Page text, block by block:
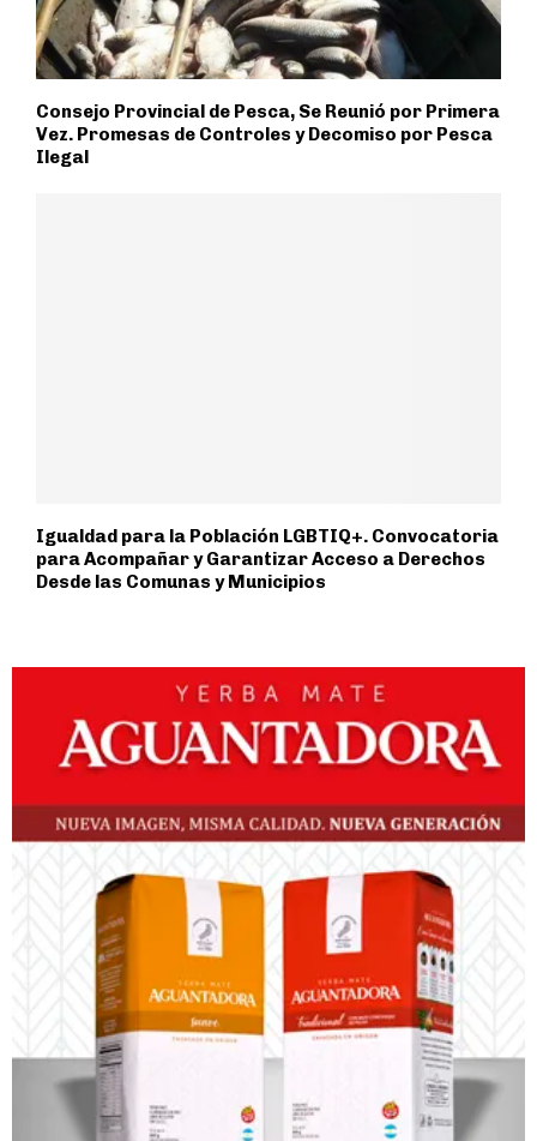
Consejo Provincial de Pesca, Se Reunió por Primera
Vez. Promesas de Controles y Decomiso por Pesca
Ilegal
Igualdad para la Población LGBTIQ+. Convocatoria
para Acompañar y Garantizar Acceso a Derechos
Desde las Comunas y Municipios